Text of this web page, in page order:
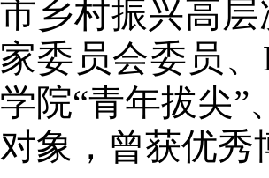
市乡村振兴高
家委员会委员、
学院“青年拔尖”
对象，曾获优秀